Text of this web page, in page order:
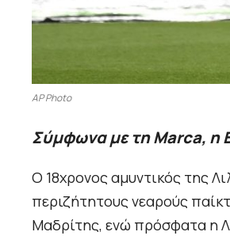
AP Photo
Σύμφωνα με τη Marca, η
Ο 18χρονος αμυντικός της
περιζήτητους νεαρούς
Μαδρίτης, ενώ πρόσφατα η